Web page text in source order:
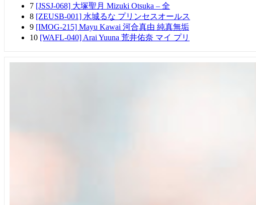
7 [JSSJ-068] 大塚聖月 Mizuki Otsuka – 全
8 [ZEUSB-001] 水城るな プリンセスオールス
9 [IMOG-215] Mayu Kawai 河合真由 純真無垢
10 [WAFL-040] Arai Yuuna 荒井佑奈 マイ プリ